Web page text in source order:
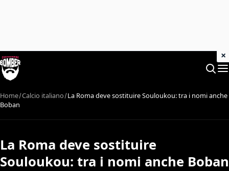
Home Calcio italiano La Roma deve sostituire Souloukou: tra i nomi anche
Boban
La Roma deve sostituire
Souloukou: tra i nomi anche Boban
×